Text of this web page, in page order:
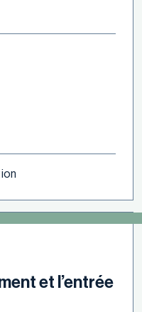
et l’entrée